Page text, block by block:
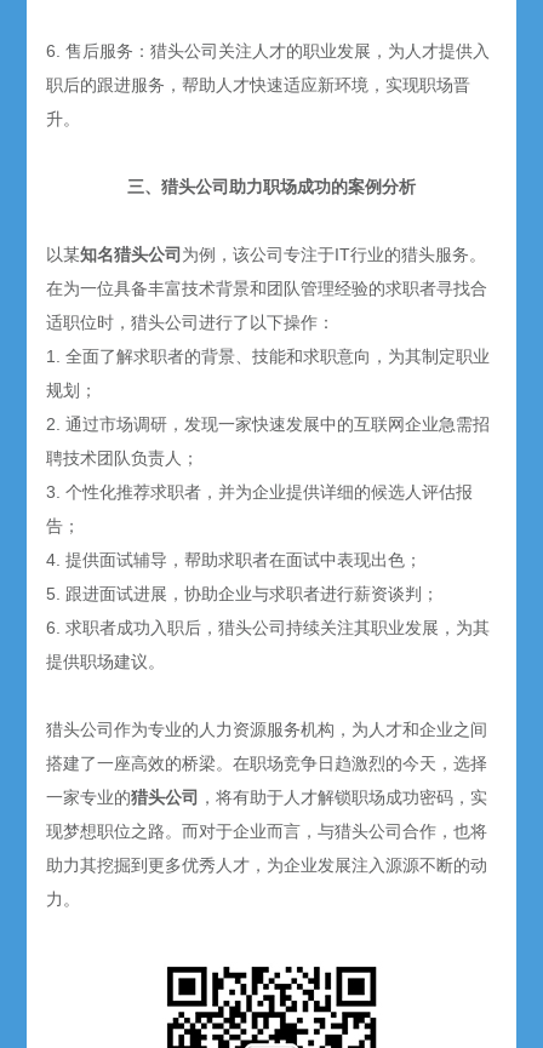
6. 售后服务：猎头公司关注人才的职业发展，为人才提供入
职后的跟进服务，帮助人才快速适应新环境，实现职场晋
升。
三、猎头公司助力职场成功的案例分析
以某知名猎头公司 为例，该公司专注于IT行业的猎头服务。
在为一位具备丰富技术背景和团队管理经验的求职者寻找合
适职位时，猎头公司进行了以下操作：
1. 全面了解求职者的背景、技能和求职意向，为其制定职业
规划；
2. 通过市场调研，发现一家快速发展中的互联网企业急需招
聘技术团队负责人；
3. 个性化推荐求职者，并为企业提供详细的候选人评估报
告；
4. 提供面试辅导，帮助求职者在面试中表现出色；
5. 跟进面试进展，协助企业与求职者进行薪资谈判；
6. 求职者成功入职后，猎头公司持续关注其职业发展，为其
提供职场建议。
猎头公司作为专业的人力资源服务机构，为人才和企业之间
搭建了一座高效的桥梁。在职场竞争日趋激烈的今天，选择
一家专业的猎头公司 ，将有助于人才解锁职场成功密码，实
现梦想职位之路。而对于企业而言，与猎头公司合作，也将
助力其挖掘到更多优秀人才，为企业发展注入源源不断的动
力。